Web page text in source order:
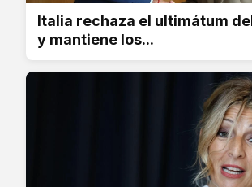
Italia rechaza el ultimátum
y mantiene los...